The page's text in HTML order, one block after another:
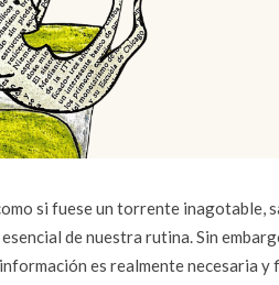
si fuese un torrente inagotable,
de nuestra rutina. Sin
es realmente necesaria y